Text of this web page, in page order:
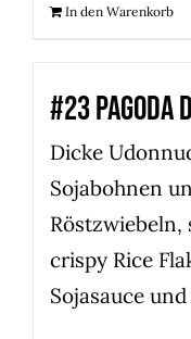
In den Warenkorb
#23 PAGODA
Dicke
Sojabohnen
crispy Rice
Sojasauce